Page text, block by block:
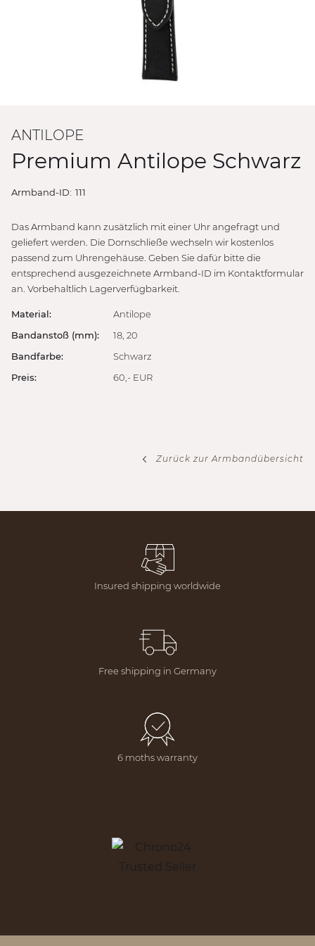
ANTILOPE
Premium Antilope Schwarz
Armband-ID: 111
Das Armband kann zusätzlich mit einer Uhr angefragt und
geliefert werden. Die Dornschließe wechseln wir kostenlos
passend zum Uhrengehäuse. Geben Sie dafür bitte die
entsprechend ausgezeichnete Armband-ID im Kontaktformular
an. Vorbehaltlich Lagerverfügbarkeit.
Material:
Bandanstoß (mm):
Bandfarbe:
Preis:
Antilope
18, 20
Schwarz
60,- EUR
Zurück zur Armbandübersicht
Insured shipping worldwide
Free shipping in Germany
6 moths warranty